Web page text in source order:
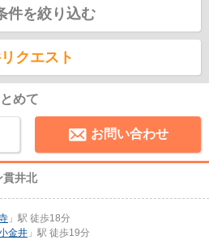
件を絞り込む
クエスト
めて
お問い合わせ
貫井北
」駅 徒歩18分
金井 」駅 徒歩19分